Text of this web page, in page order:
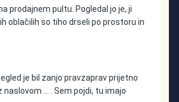
prodajnem pultu. Pogledal jo je, ji
oblačilih so tiho drseli po prostoru in
je bil zanjo pravzaprav prijetno
… . Sem pojdi, tu imajo